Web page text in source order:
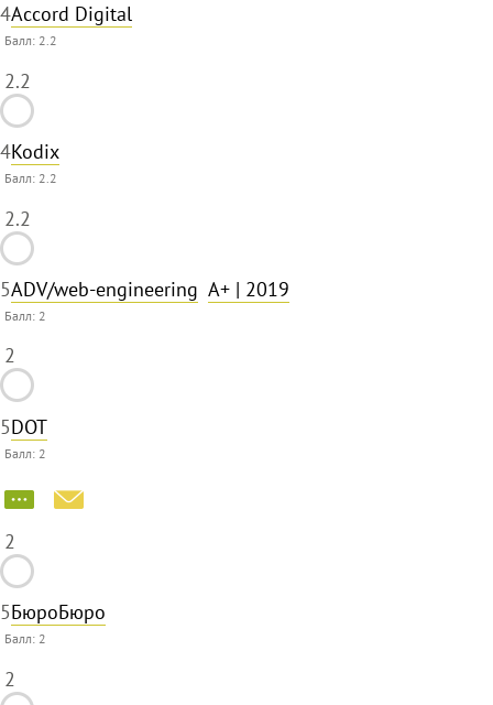
4Accord Digital
Балл: 2.2
2.2
4Kodix
Балл: 2.2
2.2
5ADV/web-engineering A+ | 2019
Балл: 2
2
5DOT
Балл: 2
2
5БюроБюро
Балл: 2
2